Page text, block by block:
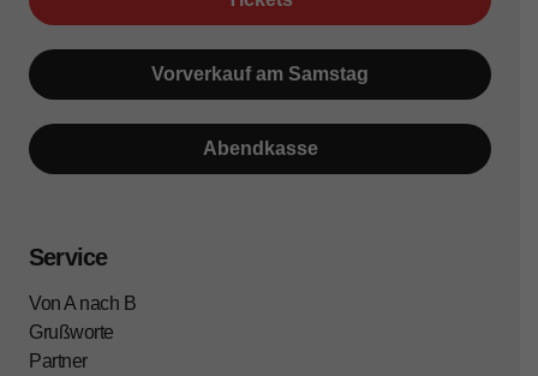
Vorverkauf am Samstag
Abendkasse
Service
Von A nach B
Grußworte
Partner